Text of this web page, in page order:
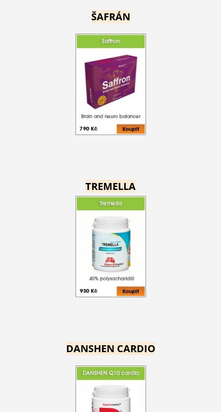
ŠAFRÁN
TREMELLA
DANSHEN CARDIO